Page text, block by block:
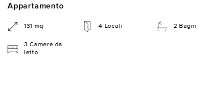
Appartamento
131 mq 4 Locali 2 Bagni
3 Camere da
letto